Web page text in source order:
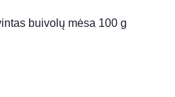
buivolų mėsa 100 g